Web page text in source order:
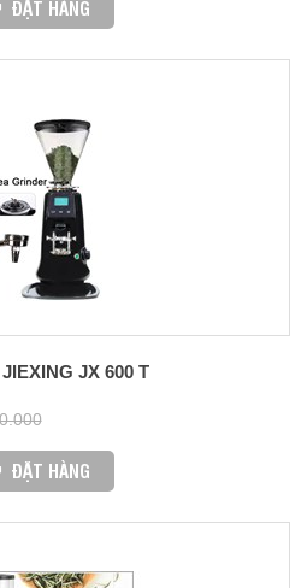
ĐẶT HÀNG
JX 600 T
ĐẶT HÀNG